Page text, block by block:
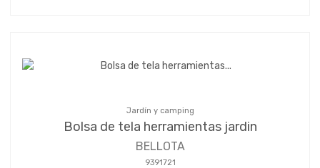
Jardín y camping
Bolsa de tela herramientas jardin
BELLOTA
9391721